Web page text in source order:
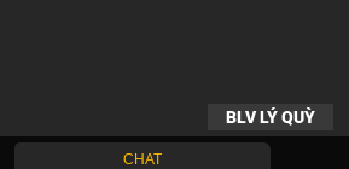
BLV LÝ QUỲ
CHAT